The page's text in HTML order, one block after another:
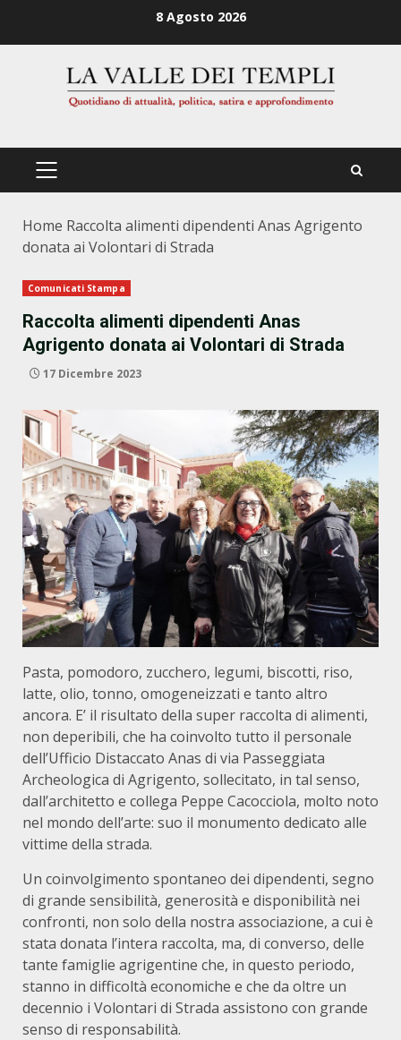
8 Agosto 2026
PRIMÄRES
Home Raccolta alimenti dipendenti Anas Agrigento
donata ai Volontari di Strada
Comunicati Stampa
Raccolta alimenti dipendenti Anas
Agrigento donata ai Volontari di Strada
17 Dicembre 2023
Pasta, pomodoro, zucchero, legumi, biscotti, riso,
latte, olio, tonno, omogeneizzati e tanto altro
ancora. E’ il risultato della super raccolta di alimenti,
non deperibili, che ha coinvolto tutto il personale
dell’Ufficio Distaccato Anas di via Passeggiata
Archeologica di Agrigento, sollecitato, in tal senso,
dall’architetto e collega Peppe Cacocciola, molto noto
nel mondo dell’arte: suo il monumento dedicato alle
vittime della strada.
Un coinvolgimento spontaneo dei dipendenti, segno
di grande sensibilità, generosità e disponibilità nei
confronti, non solo della nostra associazione, a cui è
stata donata l’intera raccolta, ma, di converso, delle
tante famiglie agrigentine che, in questo periodo,
stanno in difficoltà economiche e che da oltre un
decennio i Volontari di Strada assistono con grande
senso di responsabilità.